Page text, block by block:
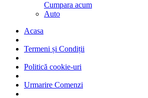
Cumpara acum
Auto
Acasa
Termeni și Condiții
Politică cookie-uri
Urmarire Comenzi